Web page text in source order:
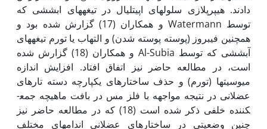
دادند. هیپرپلازی سلول­های اپی‏تلیال در تیغه­های ابششی که
توسط Watermann و همکاران (17) گزارش شده بود و
همچنین فیبروز (پوسته ­پوسته شدن) و التهاب یا تورم تیغه­های
آبششی که توسط Al-Subia و همکاران (18) گزارش شده
است، در مطالعه حاضر نیز اتفاق افتاد. افزایش اندازه
میوسیت­ها (تورم) و حذف ساختارهای یکپارچه دسته ­تارهای
عضلانی در نتیجه مواجهه با فلز مس در بافت ماهیچه جمع­
کننده خلفی ذکر شده است (18) که در مطالعه حاضر نیز
چنین وضعیتی در ساختارهای عضلانی اندام­های مختلف